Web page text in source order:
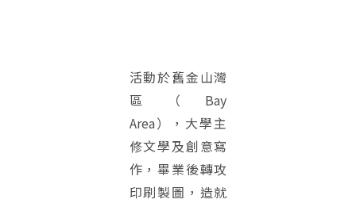
活動於舊金山灣
區（Bay
Area），大學主
修文學及創意寫
作，畢業後轉攻
印刷製圖，造就